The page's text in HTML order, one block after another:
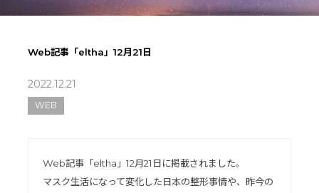
Web記事「eltha」12月21日
2022.12.21
WEB
Web記事「eltha」12月21日に掲載されました。
マスク生活になって変化した日本の整形事情や、昨今の